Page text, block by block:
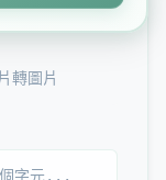
供支援
轉圖片